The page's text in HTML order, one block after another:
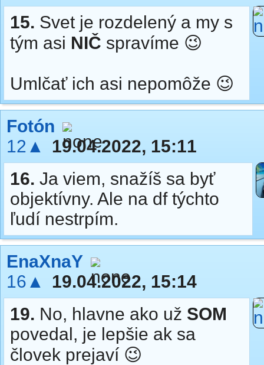
15. Svet je rozdelený a my s
tým asi NIČ spravíme 😉
Umlčať ich asi nepomôže 😉
Fotón
12▲
19.04.2022, 15:11
16. Ja viem, snažíš sa byť
objektívny. Ale na df týchto
ľudí nestrpím.
EnaXnaY
16▲
19.04.2022, 15:14
19. No, hlavne ako už SOM
povedal, je lepšie ak sa
človek prejaví 😉